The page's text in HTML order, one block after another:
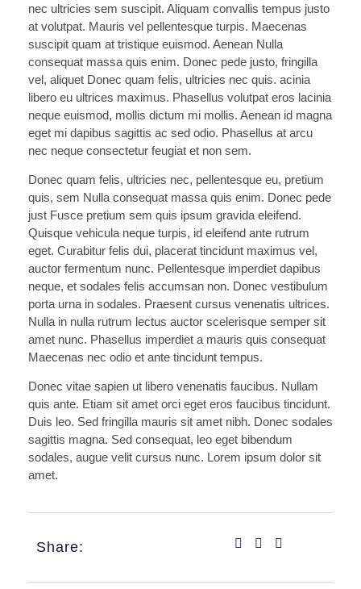
nec ultricies sem suscipit. Aliquam convallis tempus justo
at volutpat. Mauris vel pellentesque turpis. Maecenas
suscipit quam at tristique euismod. Aenean Nulla
consequat massa quis enim. Donec pede justo, fringilla
vel, aliquet Donec quam felis, ultricies nec quis. acinia
libero eu ultrices maximus. Phasellus volutpat eros lacinia
neque euismod, mollis dictum mi mollis. Aenean id magna
eget mi dapibus sagittis ac sed odio. Phasellus at arcu
nec neque consectetur feugiat et non sem.
Donec quam felis, ultricies nec, pellentesque eu, pretium
quis, sem Nulla consequat massa quis enim. Donec pede
just Fusce pretium sem quis ipsum gravida eleifend.
Quisque vehicula neque turpis, id eleifend ante rutrum
eget. Curabitur felis dui, placerat tincidunt maximus vel,
auctor fermentum nunc. Pellentesque imperdiet dapibus
neque, et sodales felis accumsan non. Donec vestibulum
porta urna in sodales. Praesent cursus venenatis ultrices.
Nulla in nulla rutrum lectus auctor scelerisque semper sit
amet nunc. Phasellus imperdiet a mauris quis consequat
Maecenas nec odio et ante tincidunt tempus.
Donec vitae sapien ut libero venenatis faucibus. Nullam
quis ante. Etiam sit amet orci eget eros faucibus tincidunt.
Duis leo. Sed fringilla mauris sit amet nibh. Donec sodales
sagittis magna. Sed consequat, leo eget bibendum
sodales, augue velit cursus nunc. Lorem ipsum dolor sit
amet.
Share: